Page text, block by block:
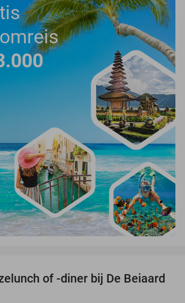
44%
of -diner bij De Beiaard